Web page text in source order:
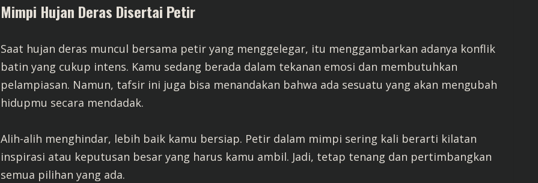
Mimpi Hujan Deras Disertai Petir
Saat hujan deras muncul bersama petir yang menggelegar, itu menggambarkan adanya konflik
batin yang cukup intens. Kamu sedang berada dalam tekanan emosi dan membutuhkan
pelampiasan. Namun, tafsir ini juga bisa menandakan bahwa ada sesuatu yang akan mengubah
hidupmu secara mendadak.
Alih-alih menghindar, lebih baik kamu bersiap. Petir dalam mimpi sering kali berarti kilatan
inspirasi atau keputusan besar yang harus kamu ambil. Jadi, tetap tenang dan pertimbangkan
semua pilihan yang ada.